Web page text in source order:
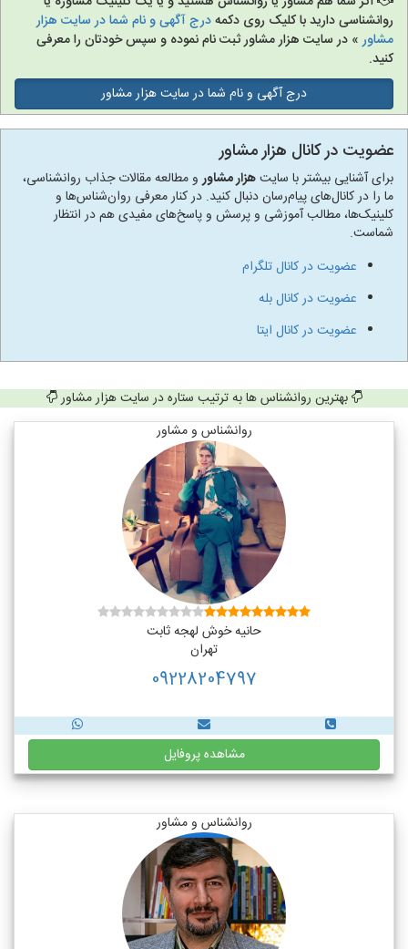
روانشناسی دارید با کلیک روی دکمهدرج آگهی و نام شما در سایت هزار
مشاور» در سایت هزار مشاور ثبت نام نموده و سپس خودتان را معرفی
کنید.
درج آگهی و نام شما در سایت هزار مشاور
عضویت در کانال هزار مشاور
برای آشنایی بیشتر با سایتهزار مشاورو مطالعه مقالات جذاب روانشناسی،
ما را در کانال‌های پیام‌رسان دنبال کنید. در کنار معرفی روان‌شناس‌ها و
کلینیک‌ها، مطالب آموزشی و پرسش و پاسخ‌های مفیدی هم در انتظار
شماست.
عضویت در کانال تلگرام
عضویت در کانال بله
عضویت در کانال ایتا
بهترین روانشناس ها به ترتیب ستاره در سایت هزار مشاور
روانشناس و مشاور
حانیه خوش لهجه ثابت
تهران
09228204797
مشاهده پروفایل
روانشناس و مشاور